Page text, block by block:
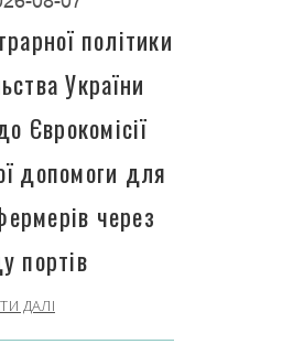
політики
України
Єврокомісії
допомоги для
через
портів
ДАЛІ